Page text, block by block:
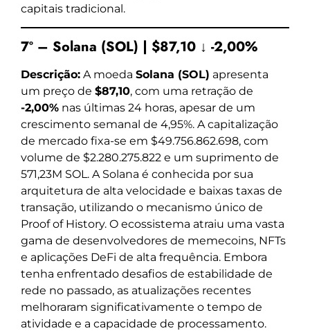
capitais tradicional.
7º – Solana (SOL) | $87,10 ↓ -2,00%
Descrição: A moeda Solana (SOL) apresenta
um preço de $87,10, com uma retração de
-2,00% nas últimas 24 horas, apesar de um
crescimento semanal de 4,95%. A capitalização
de mercado fixa-se em $49.756.862.698, com
volume de $2.280.275.822 e um suprimento de
571,23M SOL. A Solana é conhecida por sua
arquitetura de alta velocidade e baixas taxas de
transação, utilizando o mecanismo único de
Proof of History. O ecossistema atraiu uma vasta
gama de desenvolvedores de memecoins, NFTs
e aplicações DeFi de alta frequência. Embora
tenha enfrentado desafios de estabilidade de
rede no passado, as atualizações recentes
melhoraram significativamente o tempo de
atividade e a capacidade de processamento.